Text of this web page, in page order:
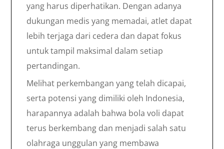
yang harus diperhatikan. Dengan adanya
dukungan medis yang memadai, atlet dapat
lebih terjaga dari cedera dan dapat fokus
untuk tampil maksimal dalam setiap
pertandingan.
Melihat perkembangan yang telah dicapai,
serta potensi yang dimiliki oleh Indonesia,
harapannya adalah bahwa bola voli dapat
terus berkembang dan menjadi salah satu
olahraga unggulan yang membawa